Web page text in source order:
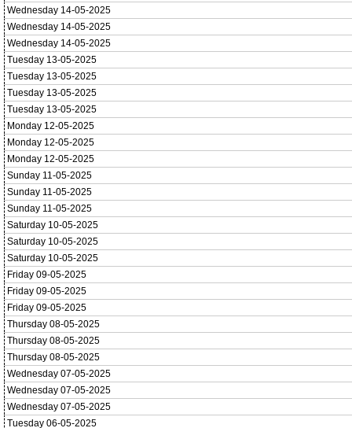
Wednesday 14-05-2025
Wednesday 14-05-2025
Wednesday 14-05-2025
Tuesday 13-05-2025
Tuesday 13-05-2025
Tuesday 13-05-2025
Tuesday 13-05-2025
Monday 12-05-2025
Monday 12-05-2025
Monday 12-05-2025
Sunday 11-05-2025
Sunday 11-05-2025
Sunday 11-05-2025
Saturday 10-05-2025
Saturday 10-05-2025
Saturday 10-05-2025
Friday 09-05-2025
Friday 09-05-2025
Friday 09-05-2025
Thursday 08-05-2025
Thursday 08-05-2025
Thursday 08-05-2025
Wednesday 07-05-2025
Wednesday 07-05-2025
Wednesday 07-05-2025
Tuesday 06-05-2025